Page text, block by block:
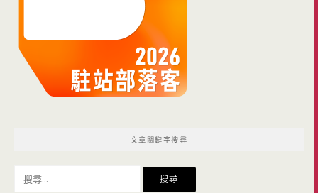
文章關鍵字搜尋